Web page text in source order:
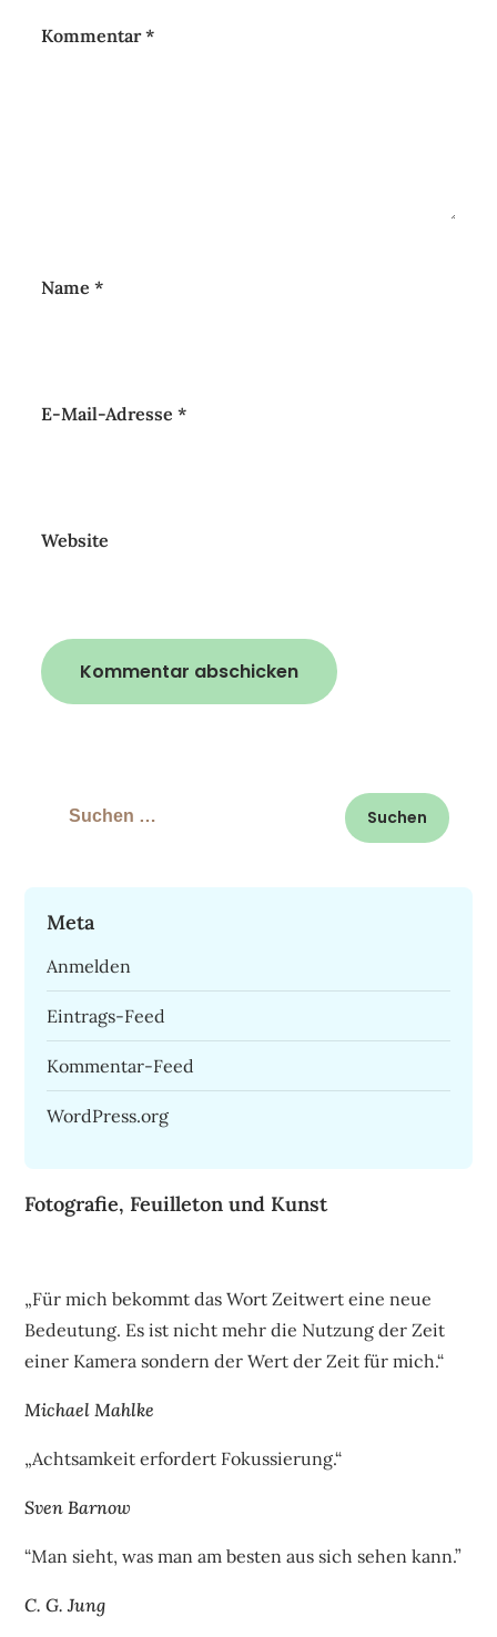
Kommentar*
Name*
E-Mail-Adresse*
Website
Suchen
Meta
Anmelden
Eintrags-Feed
Kommentar-Feed
WordPress.org
Fotografie, Feuilleton und Kunst
„Für mich bekommt das Wort Zeitwert eine neue
Bedeutung. Es ist nicht mehr die Nutzung der Zeit
einer Kamera sondern der Wert der Zeit für mich.“
Michael Mahlke
„Achtsamkeit erfordert Fokussierung.“
Sven Barnow
“Man sieht, was man am besten aus sich sehen kann.”
C. G. Jung